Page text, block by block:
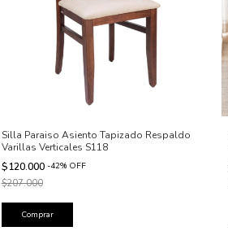
Silla Paraiso Asiento Tapizado Respaldo
Varillas Verticales S118
$120.000 -42% OFF
$207.000